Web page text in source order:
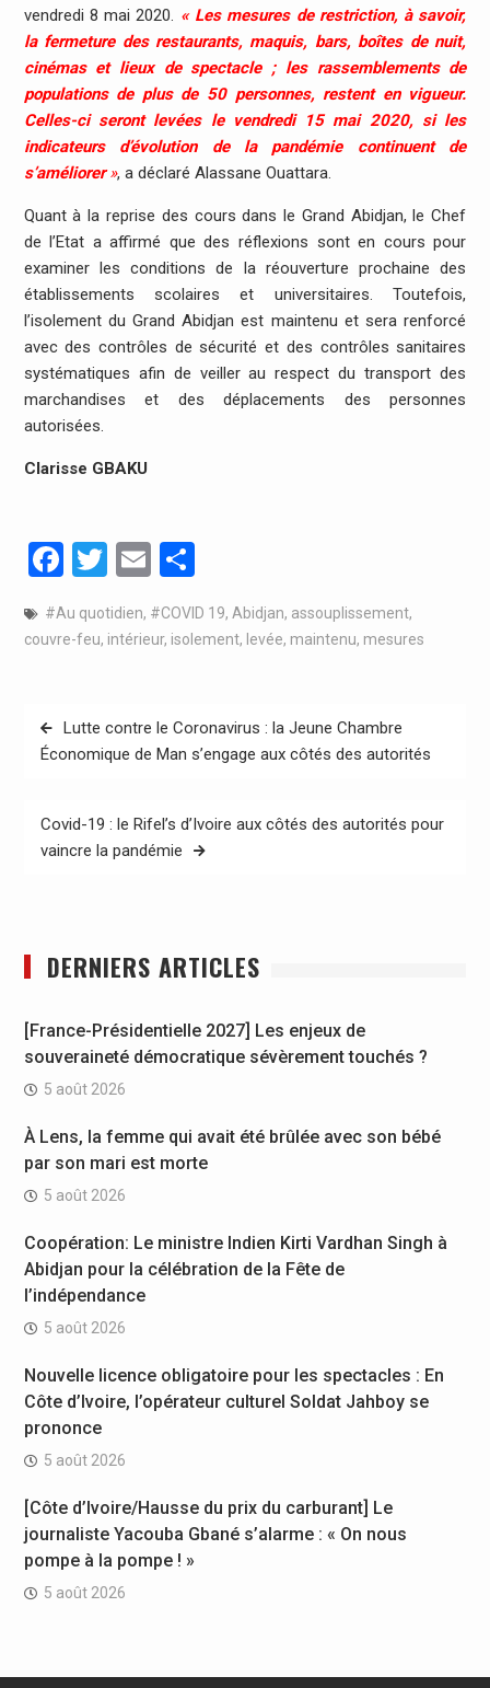
vendredi 8 mai 2020. « Les mesures de restriction, à savoir,
la fermeture des restaurants, maquis, bars, boîtes de nuit,
cinémas et lieux de spectacle ; les rassemblements de
populations de plus de 50 personnes, restent en vigueur.
Celles-ci seront levées le vendredi 15 mai 2020, si les
indicateurs d’évolution de la pandémie continuent de
s’améliorer», a déclaré Alassane Ouattara.
Quant à la reprise des cours dans le Grand Abidjan, le Chef
de l’Etat a affirmé que des réflexions sont en cours pour
examiner les conditions de la réouverture prochaine des
établissements scolaires et universitaires. Toutefois,
l’isolement du Grand Abidjan est maintenu et sera renforcé
avec des contrôles de sécurité et des contrôles sanitaires
systématiques afin de veiller au respect du transport des
marchandises et des déplacements des personnes
autorisées.
Clarisse GBAKU
Facebook
Twitter
EmailPartager
#Au quotidien, #COVID 19, Abidjan, assouplissement,
couvre-feu, intérieur, isolement, levée, maintenu, mesures
Navigation
de
Lutte contre le Coronavirus : la Jeune Chambre
Économique de Man s’engage aux côtés des autorités
Covid-19 : le Rifel’s d’Ivoire aux côtés des autorités pour
vaincre la pandémie
DERNIERS ARTICLES
[France-Présidentielle 2027] Les enjeux de
souveraineté démocratique sévèrement touchés ?
5 août 2026
À Lens, la femme qui avait été brûlée avec son bébé
par son mari est morte
5 août 2026
Coopération: Le ministre Indien Kirti Vardhan Singh à
Abidjan pour la célébration de la Fête de
l’indépendance
5 août 2026
Nouvelle licence obligatoire pour les spectacles : En
Côte d’Ivoire, l’opérateur culturel Soldat Jahboy se
prononce
5 août 2026
[Côte d’Ivoire/Hausse du prix du carburant] Le
journaliste Yacouba Gbané s’alarme : « On nous
pompe à la pompe ! »
5 août 2026